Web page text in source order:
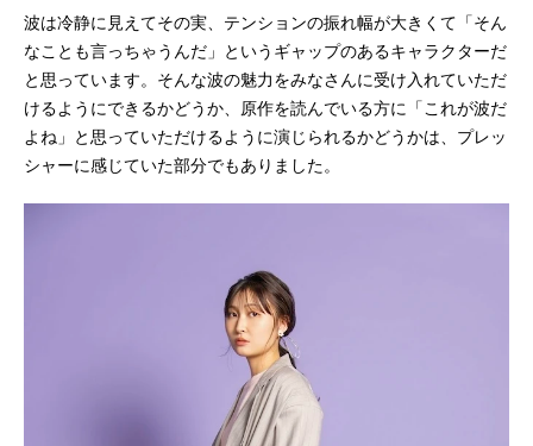
波は冷静に見えてその実、テンションの振れ幅が大きくて「そん
なことも言っちゃうんだ」というギャップのあるキャラクターだ
と思っています。そんな波の魅力をみなさんに受け入れていただ
けるようにできるかどうか、原作を読んでいる方に「これが波だ
よね」と思っていただけるように演じられるかどうかは、プレッ
シャーに感じていた部分でもありました。